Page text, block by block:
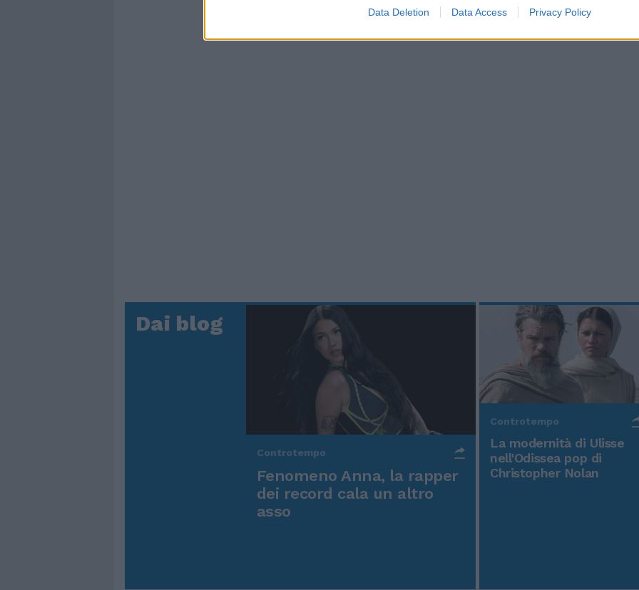
Data Deletion Data Access Privacy Policy
Dai blog
Controtempo
Fenomeno Anna, la rapper
dei record cala un altro
asso
Controtempo
La modernità di Ulisse
nell'Odissea pop di
Christopher Nolan